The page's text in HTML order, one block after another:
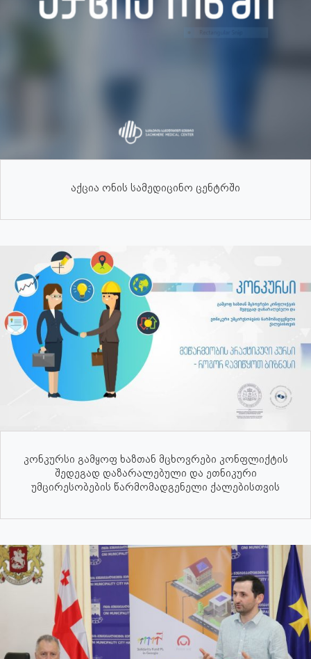
აქცია ონის სამედიცინო ცენტრში
კონკურსი გამყოფ ხაზთან მცხოვრები კონფლიქტის
შედეგად დაზარალებული და ეთნიკური
უმცირესობების წარმომადგენელი ქალებისთვის